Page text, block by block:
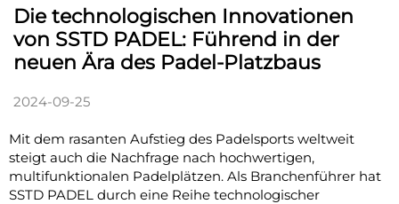
Die technologischen Innovationen
von SSTD PADEL: Führend in der
neuen Ära des Padel-Platzbaus
2024-09-25
Mit dem rasanten Aufstieg des Padelsports weltweit
steigt auch die Nachfrage nach hochwertigen,
multifunktionalen Padelplätzen. Als Branchenführer hat
SSTD PADEL durch eine Reihe technologischer